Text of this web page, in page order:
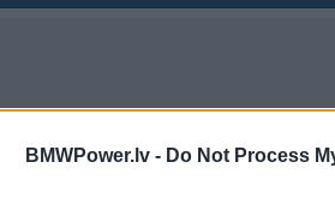
BMWPower.lv - Do Not Process